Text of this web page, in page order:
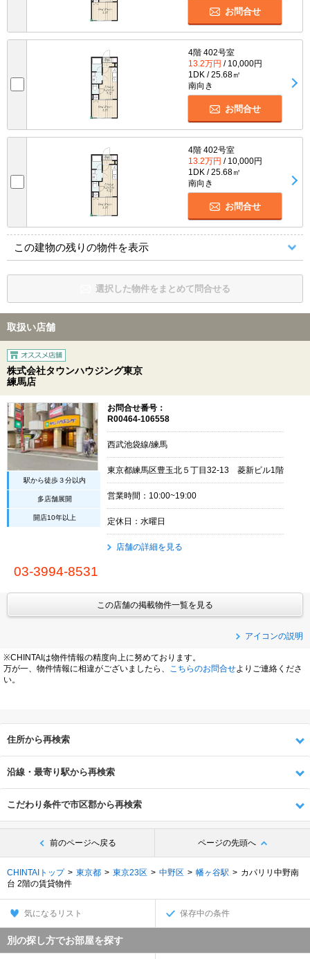
お問合せ
4階 402号室
13.2万円 / 10,000円
1DK / 25.68㎡
南向き
お問合せ
4階 402号室
13.2万円 / 10,000円
1DK / 25.68㎡
南向き
お問合せ
この建物の残りの物件を表示
選択した物件をまとめて問合せる
取扱い店舗
株式会社タウンハウジング東京
練馬店
駅から徒歩３分以内
多店舗展開
開店10年以上
お問合せ番号：
R00464-106558
西武池袋線/練馬
東京都練馬区豊玉北５丁目32-13 菱新ビル1階
営業時間：10:00~19:00
定休日：水曜日
店舗の詳細を見る
03-3994-8531
この店舗の掲載物件一覧を見る
アイコンの説明
※CHINTAIは物件情報の精度向上に努めております。
万が一、物件情報に相違がございましたら、
こちらのお問合せよりご連絡くださ
い。
住所から再検索
沿線・最寄り駅から再検索
こだわり条件で市区郡から再検索
前のページへ戻る ページの先頭へ
CHINTAIトップ 東京都 東京23区 中野区 幡ヶ谷駅
カパリリ中野南
台 2階の賃貸物件
気になるリスト 保存中の条件
別の探し方でお部屋を探す